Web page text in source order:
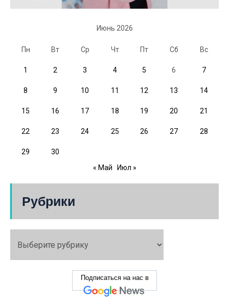
Июнь 2026
Пн Вт Ср Чт Пт Сб Вс
1 2 3 4 5 6 7
8 9 10 11 12 13 14
15 16 17 18 19 20 21
22 23 24 25 26 27 28
29
30
« Май
Июл »
Рубрики
Подписаться на нас в